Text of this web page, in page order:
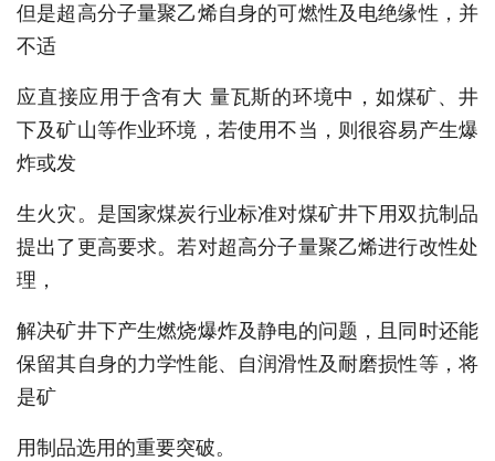
但是超高分子量聚乙烯自身的可燃性及电绝缘性，并
不适
应直接应用于含有大 量瓦斯的环境中，如煤矿、井
下及矿山等作业环境，若使用不当，则很容易产生爆
炸或发
生火灾。是国家煤炭行业标准对煤矿井下用双抗制品
提出了更高要求。若对超高分子量聚乙烯进行改性处
理，
解决矿井下产生燃烧爆炸及静电的问题，且同时还能
保留其自身的力学性能、自润滑性及耐磨损性等，将
是矿
用制品选用的重要突破。